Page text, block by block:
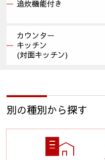
追炊機能付き
カウンター
キッチン
(対面キッチン)
別の種別から探す